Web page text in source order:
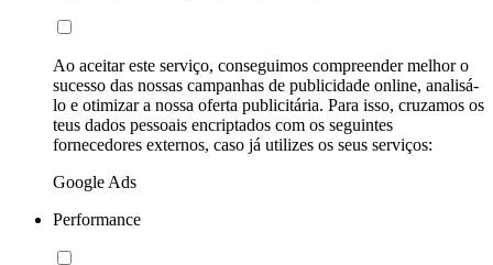
Ao aceitar este serviço, conseguimos compreender melhor o
sucesso das nossas campanhas de publicidade online, analisá-
lo e otimizar a nossa oferta publicitária. Para isso, cruzamos os
teus dados pessoais encriptados com os seguintes
fornecedores externos, caso já utilizes os seus serviços:
Google Ads
Performance